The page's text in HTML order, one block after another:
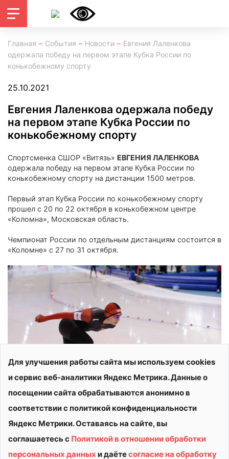
Главная События Новости
Евгения Лаленкова
одержала победу на первом этапе Кубка России по
конькобежному спорту
25.10.2021
Евгения Лаленкова одержала победу
на первом этапе Кубка России по
конькобежному спорту
Спортсменка СШОР «Витязь» ЕВГЕНИЯ ЛАЛЕНКОВА
одержала победу на первом этапе Кубка России по
конькобежному спорту на дистанции 1500 метров.
Первый этап Кубка России по конькобежному спорту
прошел с 20 по 22 октября в конькобежном центре
«Коломна», Московская область.
Чемпионат России по отдельным дистанциям состоится в
«Коломне» с 27 по 31 октября.
Для улучшения работы сайта мы используем cookies
и сервис веб-аналитики Яндекс Метрика. Данные о
посещении сайта обрабатываются анонимно в
соответствии с политикой конфиденциальности
Яндекс Метрики. Оставаясь на сайте, вы
соглашаетесь с Политикой в отношении обработки
персональных данных и даётесогласие на обработку